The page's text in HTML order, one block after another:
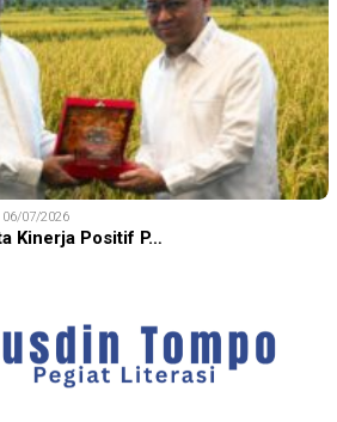
06/07/2026
Kinerja Positif P…